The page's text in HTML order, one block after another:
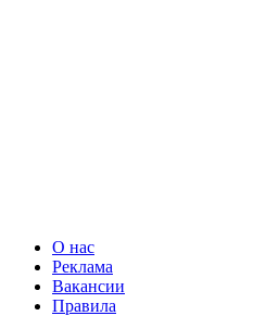
О нас
Реклама
Вакансии
Правила